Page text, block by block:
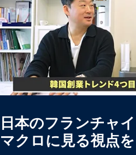
日本のフランチャ
マクロに見る視点